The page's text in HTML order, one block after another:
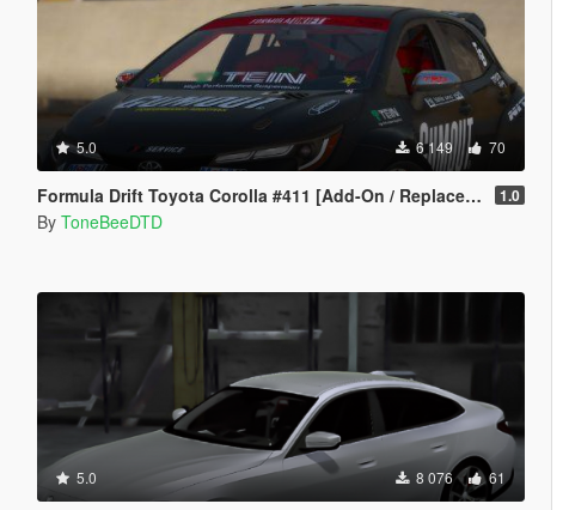
5.0 6 149 70
Formula Drift Toyota Corolla #411 [Add-On / Replace | LODs | Unlocked] 1.0
By ToneBeeDTD
5.0 8 076 61